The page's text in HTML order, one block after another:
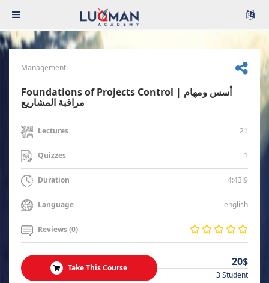
Management
Foundations of Projects Control | أسس ومهام
مراقبة المشاريع
Lectures 21
Quizzes 1
Duration 4:43:9
Language english
Reviews (0)
Take This Course 20$
3 Student